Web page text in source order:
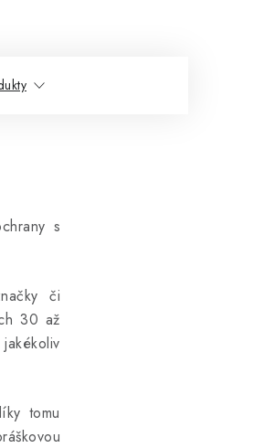
s
či
30 až
tomu